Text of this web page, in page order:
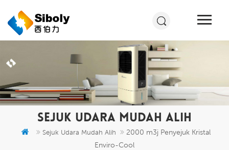
SEJUK UDARA MUDAH ALIH
Sejuk Udara Mudah Alih
2000 m3j Penyejuk Kristal
Enviro-Cool